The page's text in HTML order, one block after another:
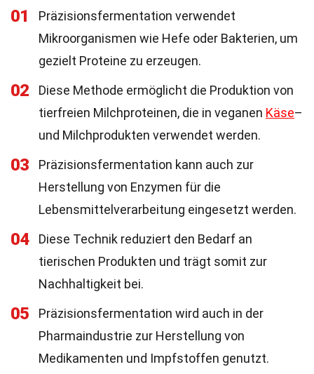
01
Präzisionsfermentation verwendet
Mikroorganismen wie Hefe oder Bakterien, um
gezielt Proteine zu erzeugen.
02
Diese Methode ermöglicht die Produktion von
tierfreien Milchproteinen, die in veganen Käse–
und Milchprodukten verwendet werden.
03
Präzisionsfermentation kann auch zur
Herstellung von Enzymen für die
Lebensmittelverarbeitung eingesetzt werden.
04
Diese Technik reduziert den Bedarf an
tierischen Produkten und trägt somit zur
Nachhaltigkeit bei.
05
Präzisionsfermentation wird auch in der
Pharmaindustrie zur Herstellung von
Medikamenten und Impfstoffen genutzt.